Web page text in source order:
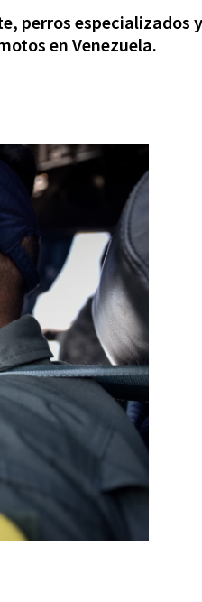
perros especializados
en Venezuela.